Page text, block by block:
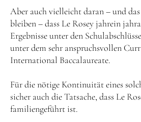
Aber auch vielleicht daran – und
bleiben – dass Le Rosey jahrein
Ergebnisse unter den
unter dem sehr anspruchsvollen
International Baccalaureate.
Für die nötige Kontinuität eines
sicher auch die Tatsache, dass Le
familiengeführt ist.